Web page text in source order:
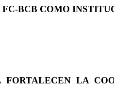
BCB COMO
LA